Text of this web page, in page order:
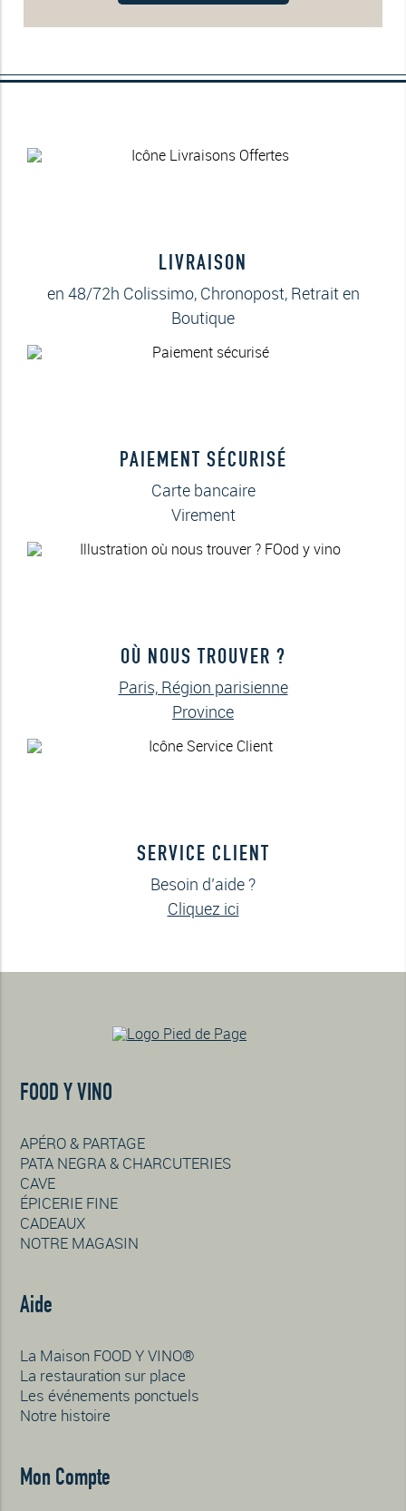
LIVRAISON
en 48/72h Colissimo, Chronopost, Retrait en
Boutique
PAIEMENT SÉCURISÉ
Carte bancaire
Virement
OÙ NOUS TROUVER ?
Paris, Région parisienne
Province
SERVICE CLIENT
Besoin d’aide ?
Cliquez ici
FOOD Y VINO
APÉRO & PARTAGE
PATA NEGRA & CHARCUTERIES
CAVE
ÉPICERIE FINE
CADEAUX
NOTRE MAGASIN
Aide
La Maison FOOD Y VINO®
La restauration sur place
Les événements ponctuels
Notre histoire
Mon Compte